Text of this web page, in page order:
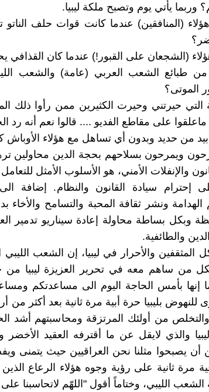
وربما يأتي يوم وتصبح ملكة ليبيا.
(المنافقين) عندما كانت قوات حلف الناتو
(الشجعان على القبور!) عندما كان القذافي
طبائع الشعب العربي (عامة) والشعب
الموتى؟
التي حيرتني وحيرت الكثيرين ممن رأوا ذلك
على مقاطع الفديو .... قالوا نعم أنه رد
من حديد وبدون أي تساهل مع هؤلاء الأوباش
ويمرحون بسلاحهم بحجة الدين محاولين
والإنفلات الأمني، هو الأسلوب الأمثل
إحترام سيادة القانون والنظام. إضافة
ونشر ثقافة المحبة والتسامح والأخاء بدلاً
وبكل بساطة محاولة إعادة سيناريو تدمير
والطائفية.
المثقفين والأحرار في ليبيا، إن الشعب
من ساهم معه في تحرير العزيزة ليبيا
إنها بأمس الحاجة اليوم الى مساعدتكم
للنهوض بليبيا حرة أبية مرة ثانية بعد أكثر من
والتخلص من أولئك المرتزقة ومحاسبتهم أشد
والذي لايقل عن ما أقترفه العقيد الأخضر
أن يصبحوا مثلنا نحن العراقيين حيث يتمنى
مرة ثانية على رؤية وجوه هؤلاء الرعاع
الشعب الليبي، وختاماً أقول "اللهّم لاتحاسبنا